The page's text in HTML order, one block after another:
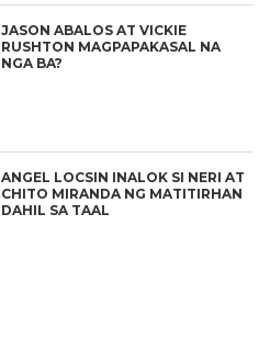
JASON ABALOS AT VICKIE
RUSHTON MAGPAPAKASAL NA
NGA BA?
ANGEL LOCSIN INALOK SI NERI AT
CHITO MIRANDA NG MATITIRHAN
DAHIL SA TAAL